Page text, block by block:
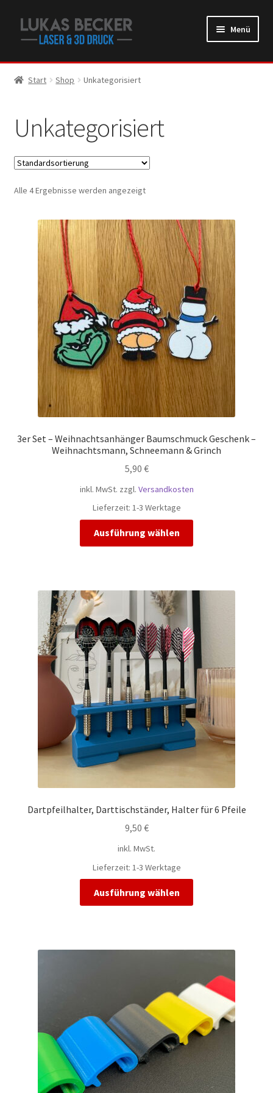
Zur
Navigation
Zum
Inhalt
Menü
Start Shop Unkategorisiert
Unkategorisiert
Alle 4 Ergebnisse werden angezeigt
3er Set – Weihnachtsanhänger Baumschmuck Geschenk –
Weihnachtsmann, Schneemann & Grinch
5,90 €
inkl. MwSt. zzgl. Versandkosten
Lieferzeit: 1-3 Werktage
Ausführung wählen
auf.
Die
Optionen
können
auf
der
Produktseite
gewählt
werden
Dartpfeilhalter, Darttischständer, Halter für 6 Pfeile
9,50 €
inkl. MwSt.
Lieferzeit: 1-3 Werktage
Ausführung wählen
Optionen
können
auf
der
Produktseite
gewählt
werden